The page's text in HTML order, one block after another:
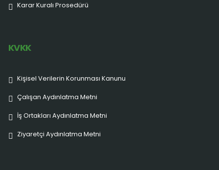
Karar Kuralı Prosedürü
KVKK
Kişisel Verilerin Korunması Kanunu
Çalışan Aydınlatma Metni
İş Ortakları Aydınlatma Metni
Ziyaretçi Aydınlatma Metni